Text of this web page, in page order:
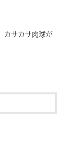
カサカサ肉球が